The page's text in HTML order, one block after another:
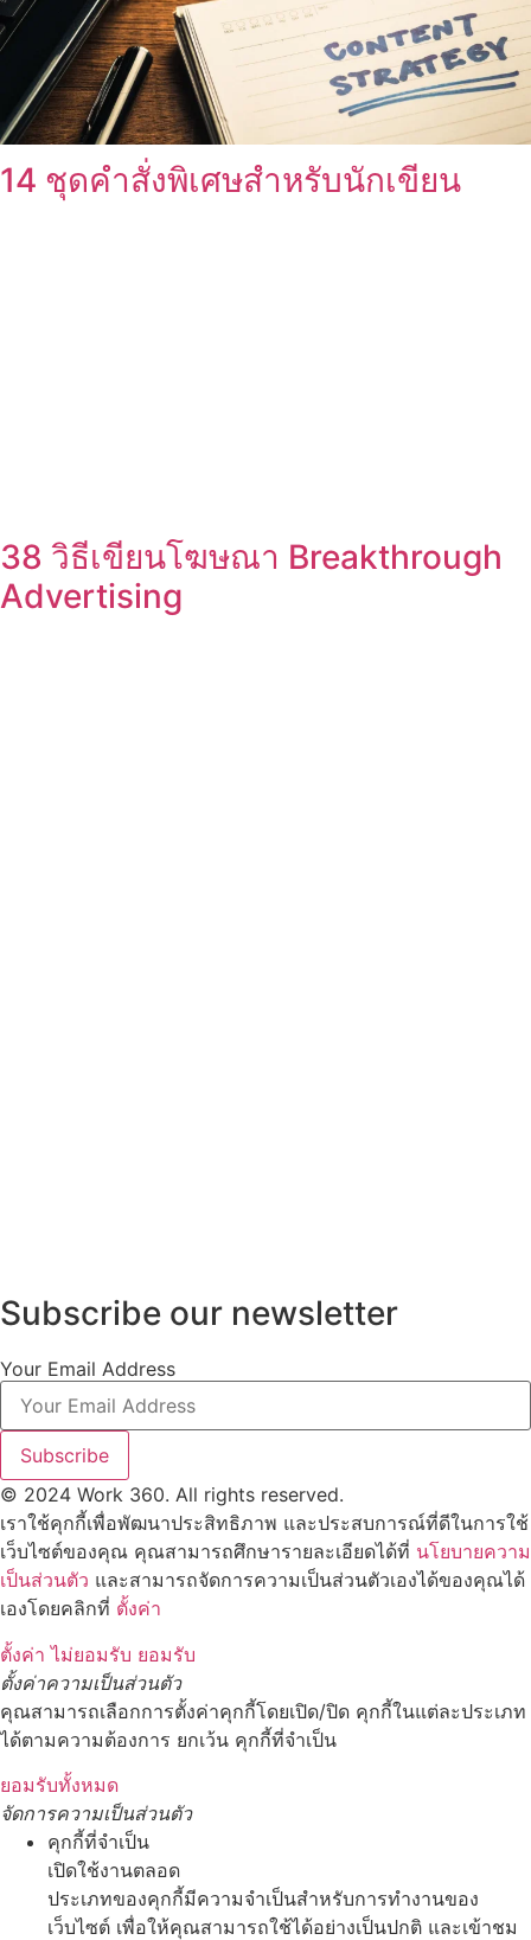
14 ชุดคำสั่งพิเศษสำหรับนักเขียน
38 วิธีเขียนโฆษณา Breakthrough
Advertising
Subscribe our newsletter
Your Email Address
Subscribe
© 2024 Work 360. All rights reserved.
เราใช้คุกกี้เพื่อพัฒนาประสิทธิภาพ และประสบการณ์ที่ดีในการใช้
เว็บไซต์ของคุณ คุณสามารถศึกษารายละเอียดได้ที่ นโยบายความ
เป็นส่วนตัว และสามารถจัดการความเป็นส่วนตัวเองได้ของคุณได้
เองโดยคลิกที่ ตั้งค่า
ตั้งค่า ไม่ยอมรับ ยอมรับ
ตั้งค่าความเป็นส่วนตัว
คุณสามารถเลือกการตั้งค่าคุกกี้โดยเปิด/ปิด คุกกี้ในแต่ละประเภท
ได้ตามความต้องการ ยกเว้น คุกกี้ที่จำเป็น
ยอมรับทั้งหมด
จัดการความเป็นส่วนตัว
คุกกี้ที่จำเป็น
เปิดใช้งานตลอด
ประเภทของคุกกี้มีความจำเป็นสำหรับการทำงานของ
เว็บไซต์ เพื่อให้คุณสามารถใช้ได้อย่างเป็นปกติ และเข้าชม